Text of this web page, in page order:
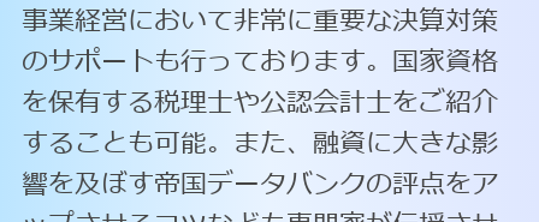
事業経営において非常に重要な決算対策
のサポートも行っております。国家資格
を保有する税理士や公認会計士をご紹介
することも可能。また、融資に大きな影
響を及ぼす帝国データバンクの評点をア